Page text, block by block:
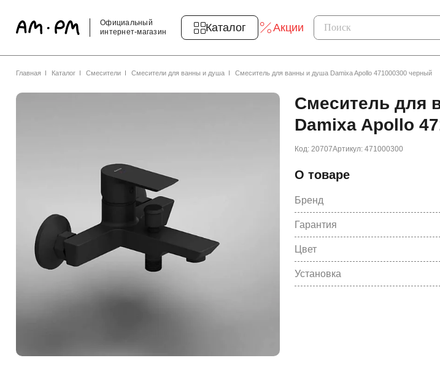
Официальный
интернет-магазин
Каталог Акции
Главная Каталог Смесители Смесители для ванны и душа Смеситель для ванны и душа Damixa Apollo 471000300 черный
Смеситель для
Damixa Apollo
Код: 20707Артикул: 471000300
О товаре
Бренд
Гарантия
Цвет
Установка